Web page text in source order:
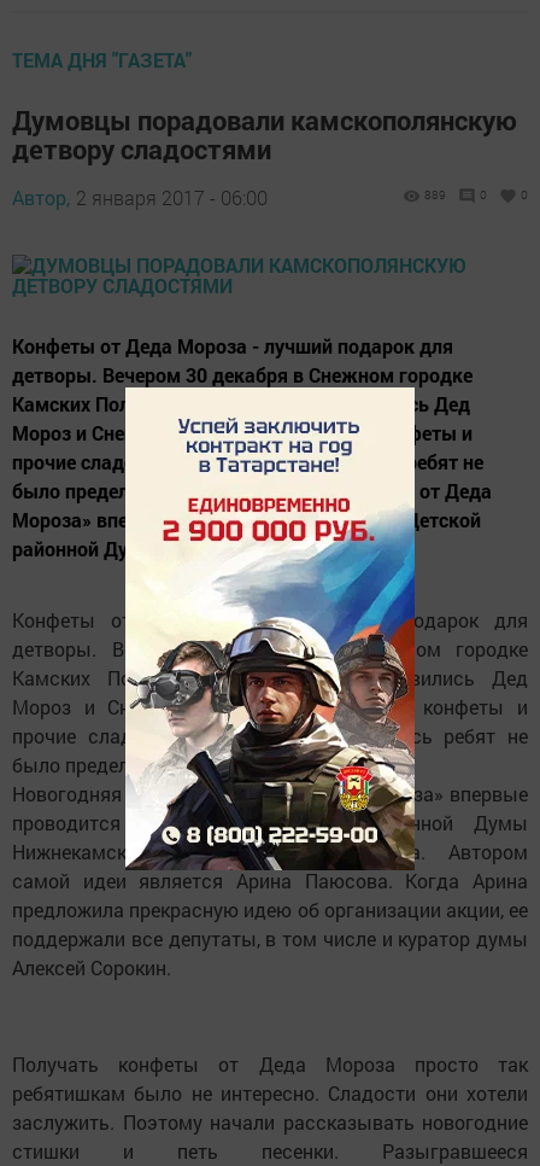
ТЕМА ДНЯ "ГАЗЕТА"
Думовцы порадовали камскополянскую
детвору сладостями
Автор, 2 января 2017 - 06:00 889 0 0
Конфеты от Деда Мороза - лучший подарок для
детворы. Вечером 30 декабря в Снежном городке
Камских Полян вдруг неожиданно появились Дед
Мороз и Снегурочка и стали раздавать конфеты и
прочие сладости. Радости игравших здесь ребят не
было предела. Новогодняя акция «Подарок от Деда
Мороза» впервые проводится депутатами Детской
районной Думы...
Конфеты от Деда Мороза - лучший подарок для
детворы. Вечером 30 декабря в Снежном городке
Камских Полян вдруг неожиданно появились Дед
Мороз и Снегурочка и стали раздавать конфеты и
прочие сладости. Радости игравших здесь ребят не
было предела.
Новогодняя акция «Подарок от Деда Мороза» впервые
проводится депутатами Детской районной Думы
Нижнекамского муниципального района. Автором
самой идеи является Арина Паюсова. Когда Арина
предложила прекрасную идею об организации акции, ее
поддержали все депутаты, в том числе и куратор думы
Алексей Сорокин.
Получать конфеты от Деда Мороза просто так
ребятишкам было не интересно. Сладости они хотели
заслужить. Поэтому начали рассказывать новогодние
стишки и петь песенки. Разыгравшееся